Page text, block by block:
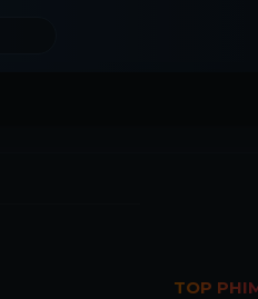
TOP